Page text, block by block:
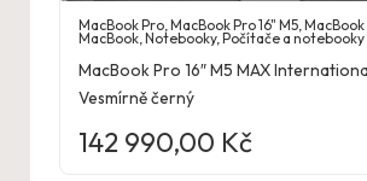
MacBook Pro,MacBook Pro 16" M5,MacBook
MacBook,Notebooky,Počítače a notebooky
MacBook Pro 16″ M5 MAX
Vesmírně černý
142 990,00 Kč